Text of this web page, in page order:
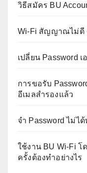
วิธีสมัคร BU
Wi-Fi สัญญาณไม่ดี
เปลี่ยน Password
การขอรับ
อีเมลสำรองแล้ว
จำ Password ไม่ไ
ใช้งาน BU Wi-Fi โ
ครั้งต้องทำอย่างไร